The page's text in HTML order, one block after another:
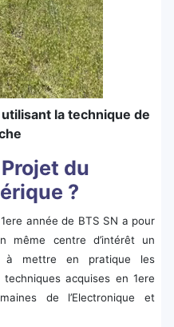
la technique de
du
?
année de BTS SN a pour
même centre d’intérêt un
à mettre en pratique les
acquises en 1ere
de l’Electronique et